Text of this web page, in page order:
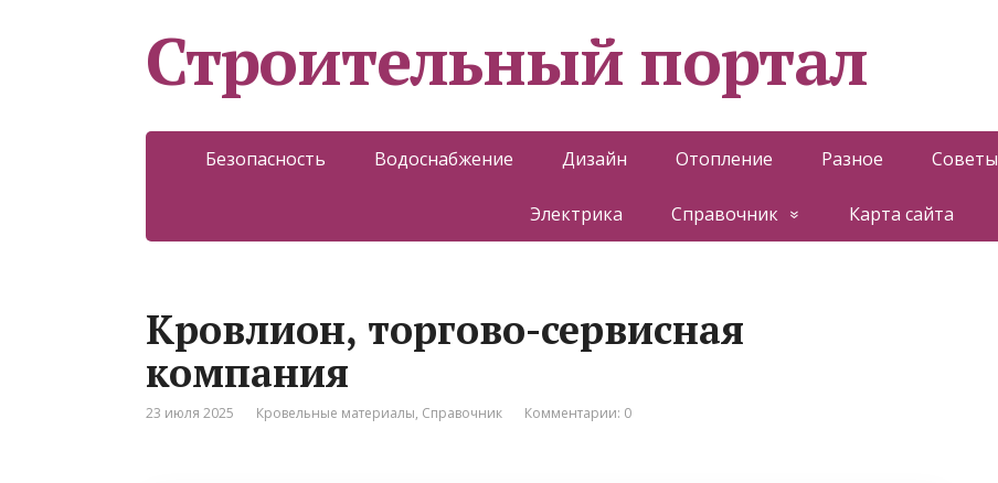
Строительный портал
Безопасность Водоснабжение Дизайн Отопление Разное Советы
Электрика Справочник Карта сайта
Кровлион, торгово-сервисная
компания
23 июля 2025 Кровельные материалы, Справочник Комментарии: 0